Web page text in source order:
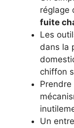
réglage
fuite
Les
dans la
chiffon
Un